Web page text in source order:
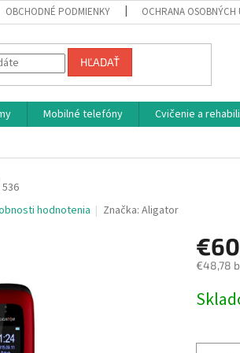
OBCHODNÉ PODMIENKY OCHRANA OSOBNÝCH
HĽADAŤ
Mobilné telefóny Cvičenie a
536
hodnotenia Značka:Aligator
€60
€48,78
cena: